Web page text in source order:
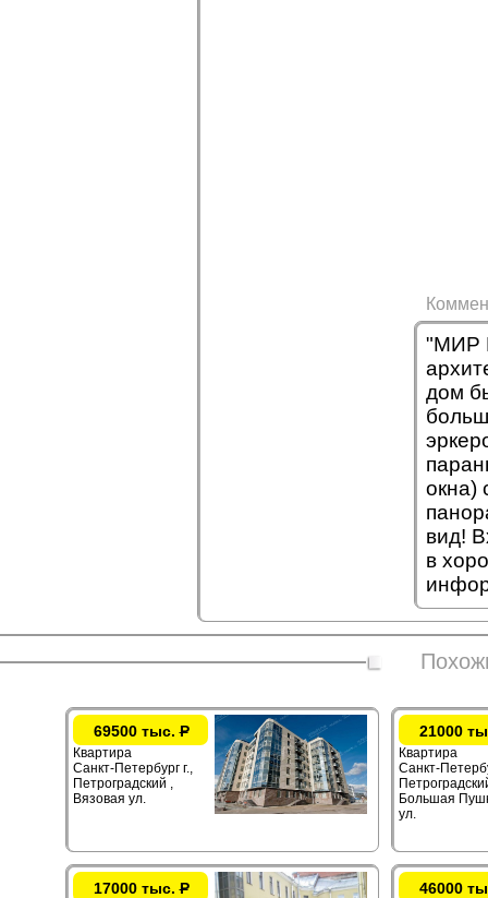
"МИР
дом
окна)
вид!
в
69500 тыс.Р
Квартира
Санкт-Петербург г.,
Петроградский ,
Вязовая ул.
21000
Квартира
Санкт-
Большая
ул.
17000 тыс.Р 46000